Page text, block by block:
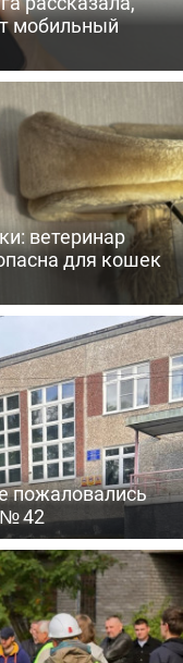
мобильный
ветеринар
для кошек
пожаловались
№ 42